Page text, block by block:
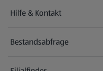
Hilfe & Kontakt
(öffnet in einem neuen Tab)
Bestandsabfrage
(öffnet in einem neuen Tab)